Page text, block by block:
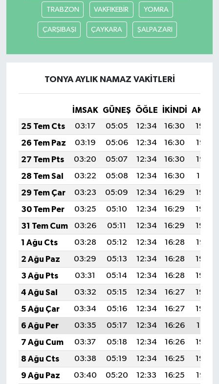
TRABZON VAKFIKEBİR YOMRA
ÇARŞIBAŞI ÇAYKARA ŞALPAZARI
TONYA AYLIK NAMAZ VAKITLERI
İMSAK GÜNEŞ ÖĞLE İKINDI
25 Tem Cts
03:17 05:05 12:34 16:30
19:54
26 Tem Paz
03:19 05:06 12:34 16:30
19:53
27 Tem Pts
03:20 05:07 12:34 16:30
19:52
28 Tem Sal
03:22 05:08 12:34 16:30
19:51
29 Tem Çar
03:23 05:09 12:34 16:29
19:50
30 Tem Per
03:25 05:10 12:34 16:29
19:49
31 Tem Cum
03:26 05:11 12:34 16:29
19:48
1 Ağu Cts
03:28 05:12 12:34 16:28
19:47
2 Ağu Paz
03:29 05:13 12:34 16:28
19:46
3 Ağu Pts
03:31 05:14 12:34 16:28
19:45
4 Ağu Sal
03:32 05:15 12:34 16:27
19:43
5 Ağu Çar
03:34 05:16 12:34 16:27
19:42
6 Ağu Per
03:35 05:17 12:34 16:26
19:41
7 Ağu Cum
03:37 05:18 12:34 16:26
19:40
8 Ağu Cts
03:38 05:19 12:34 16:25
19:39
9 Ağu Paz
03:40 05:20 12:33 16:25
19:37